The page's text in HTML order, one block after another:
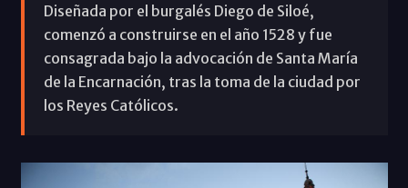
Diseñada por el burgalés Diego de Siloé,
comenzó a construirse en el año 1528 y fue
consagrada bajo la advocación de Santa María
de la Encarnación, tras la toma de la ciudad por
los Reyes Católicos.